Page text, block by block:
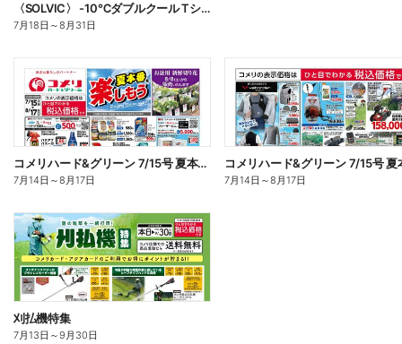
〈SOLVIC〉 -10℃ダブルクール Tシャツ・ポロシャツ
7月18日 ～8月31日
コメリハード&グリーン 7/15号 夏本番を楽しもう オモテ
7月14日 ～8月17日 7月14日 ～8月17日
刈払機特集
7月13日 ～9月30日